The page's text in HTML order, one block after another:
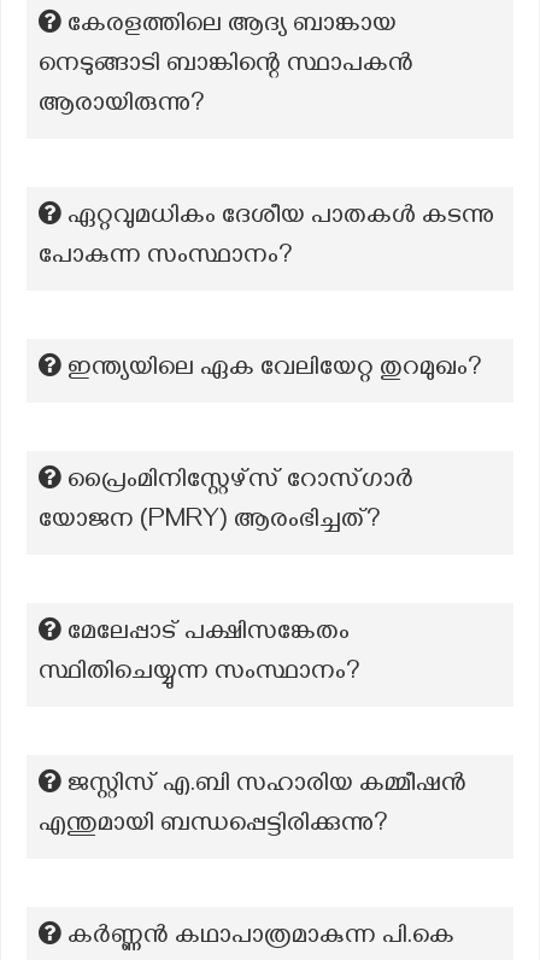
കേരളത്തിലെ ആദ്യ ബാങ്കായ
നെടുങ്ങാടി ബാങ്കിന്റെ സ്ഥാപകൻ
ആരായിരുന്നു?
ഏറ്റവുമധികം ദേശീയ പാതകൾ കടന്നു
പോകുന്ന സംസ്ഥാനം?
ഇന്ത്യയിലെ ഏക വേലിയേറ്റ തുറമുഖം?
പ്രൈംമിനിസ്റ്റേഴ്സ് റോസ്ഗാര്‍
യോജന (PMRY) ആരംഭിച്ചത്?
മേലേപ്പാട് പക്ഷിസങ്കേതം
സ്ഥിതിചെയ്യുന്ന സംസ്ഥാനം?
ജസ്റ്റിസ് എ.ബി സഹാരിയ കമ്മീഷൻ
എന്തുമായി ബന്ധപ്പെട്ടിരിക്കുന്നു?
കര്‍ണ്ണന്‍ കഥാപാത്രമാകുന്ന പി.കെ